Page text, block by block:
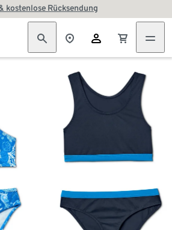
kostenlose Rücksendung